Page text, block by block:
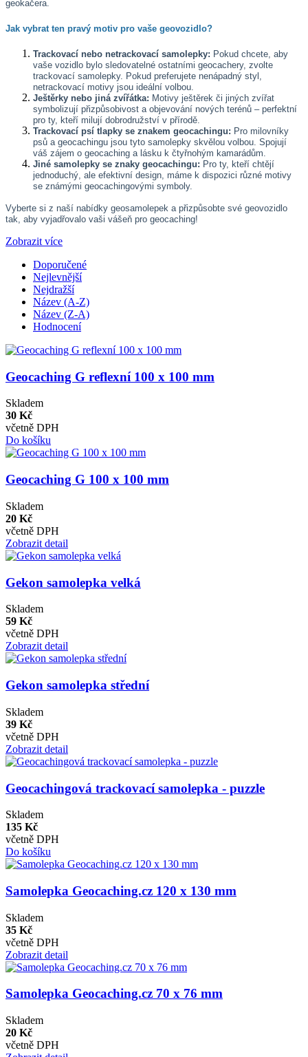
geokačera.
Jak vybrat ten pravý motiv pro vaše geovozidlo?
Trackovací nebo netrackovací samolepky: Pokud chcete, aby
vaše vozidlo bylo sledovatelné ostatními geocachery, zvolte
trackovací samolepky. Pokud preferujete nenápadný styl,
netrackovací motivy jsou ideální volbou.
Ještěrky nebo jiná zvířátka: Motivy ještěrek či jiných zvířat
symbolizují přizpůsobivost a objevování nových terénů – perfektní
pro ty, kteří milují dobrodružství v přírodě.
Trackovací psí tlapky se znakem geocachingu: Pro milovníky
psů a geocachingu jsou tyto samolepky skvělou volbou. Spojují
váš zájem o geocaching a lásku k čtyřnohým kamarádům.
Jiné samolepky se znaky geocachingu: Pro ty, kteří chtějí
jednoduchý, ale efektivní design, máme k dispozici různé motivy
se známými geocachingovými symboly.
Vyberte si z naší nabídky geosamolepek a přizpůsobte své geovozidlo
tak, aby vyjadřovalo vaši vášeň pro geocaching!
Zobrazit více
Doporučené
Nejlevnější
Nejdražší
Název (A-Z)
Název (Z-A)
Hodnocení
Geocaching G reflexní 100 x 100 mm
Skladem
30 Kč
včetně DPH
Do košíku
Geocaching G 100 x 100 mm
Skladem
20 Kč
včetně DPH
Zobrazit detail
Gekon samolepka velká
Skladem
59 Kč
včetně DPH
Zobrazit detail
Gekon samolepka střední
Skladem
39 Kč
včetně DPH
Zobrazit detail
Geocachingová trackovací samolepka - puzzle
Skladem
135 Kč
včetně DPH
Do košíku
Samolepka Geocaching.cz 120 x 130 mm
Skladem
35 Kč
včetně DPH
Zobrazit detail
Samolepka Geocaching.cz 70 x 76 mm
Skladem
20 Kč
včetně DPH